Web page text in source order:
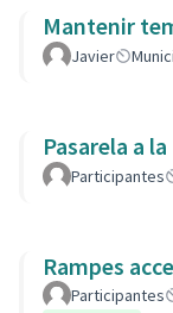
Mantenir
Javier
Pasarela a
Participantes
Rampes
Participantes